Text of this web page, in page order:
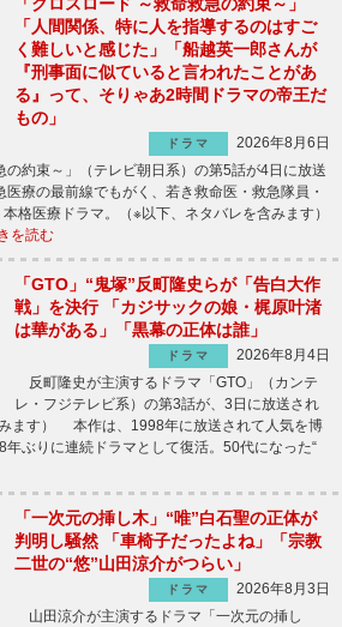
「人間関係、特に人を指導するのはすご
く難しいと感じた」「船越英一郎さんが
『刑事面に似ていると言われたことがあ
る』って、そりゃあ2時間ドラマの帝王だ
もの」
ドラマ
2026年8月6日
約束～」（テレビ朝日系）の第5話が4日に放送
療の最前線でもがく、若き救命医・救急隊員・
格医療ドラマ。（※以下、ネタバレを含みます）
を読む
「GTO」“鬼塚”反町隆史らが「告白大作
戦」を決行 「カジサックの娘・梶原叶渚
は華がある」「黒幕の正体は誰」
ドラマ
2026年8月4日
反町隆史が主演するドラマ「GTO」（カンテ
レ・フジテレビ系）の第3話が、3日に放送され
ます） 本作は、1998年に放送されて人気を博
年ぶりに連続ドラマとして復活。50代になった“
「一次元の挿し木」“唯”白石聖の正体が
判明し騒然 「車椅子だったよね」「宗教
二世の“悠”山田涼介がつらい」
ドラマ
2026年8月3日
山田涼介が主演するドラマ「一次元の挿し